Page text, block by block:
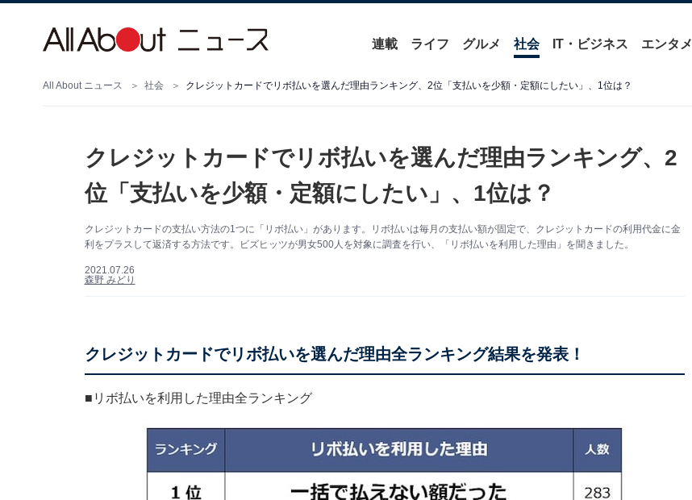
連載 ライフ グルメ 社会 IT・ビジネス エンタメ
All About ニュース 社会 クレジットカードでリボ払いを選んだ理由ランキング、2位「支払いを少額・定額にしたい」、1位は？
クレジットカードでリボ払いを選んだ理由ランキング、2
位「支払いを少額・定額にしたい」、1位は？
クレジットカードの支払い方法の1つに「リボ払い」があります。リボ払いは毎月の支払い額が固定で、クレジットカードの利用代金に金
利をプラスして返済する方法です。ビズヒッツが男女500人を対象に調査を行い、「リボ払いを利用した理由」を聞きました。
2021.07.26
森野 みどり
クレジットカードでリボ払いを選んだ理由全ランキング結果を発表！
■リボ払いを利用した理由全ランキング